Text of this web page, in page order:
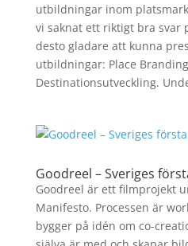
utbildningar inom
vi saknat ett riktigt bra svar
desto gladare att kunna
utbildningar: Place
Destinationsutveckling.
Goodreel – Sveriges
Goodreel är ett filmprojekt
Manifesto. Processen är
bygger på idén om co-